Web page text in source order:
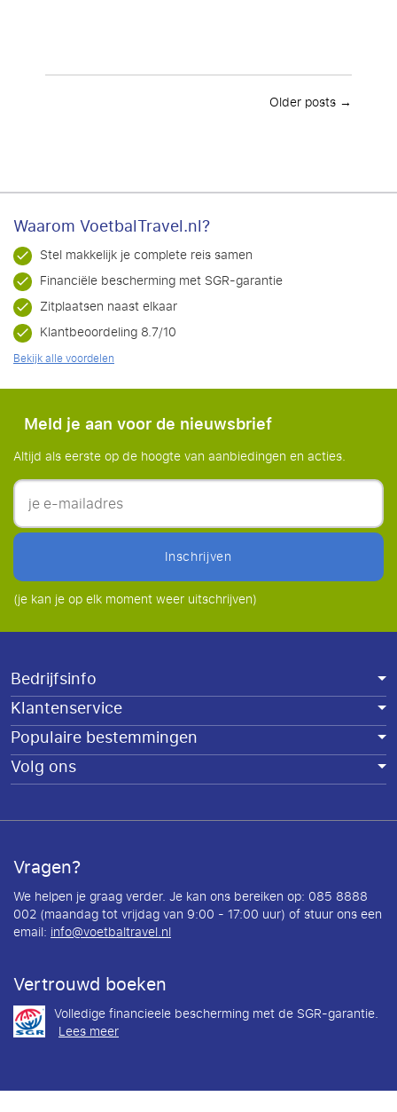
Older posts →
Waarom VoetbalTravel.nl?
Stel makkelijk je complete reis samen
Financiële bescherming met SGR-garantie
Zitplaatsen naast elkaar
Klantbeoordeling 8.7/10
Bekijk alle voordelen
Meld je aan voor de nieuwsbrief
Altijd als eerste op de hoogte van aanbiedingen en acties.
inschrijven
(je kan je op elk moment weer uitschrijven)
Bedrijfsinfo
Klantenservice
Populaire bestemmingen
Volg ons
Vragen?
We helpen je graag verder. Je kan ons bereiken op: 085 8888
002 (maandag tot vrijdag van 9:00 - 17:00 uur) of stuur ons een
email: info@voetbaltravel.nl
Vertrouwd boeken
Volledige financieele bescherming met de SGR-garantie.
Lees meer